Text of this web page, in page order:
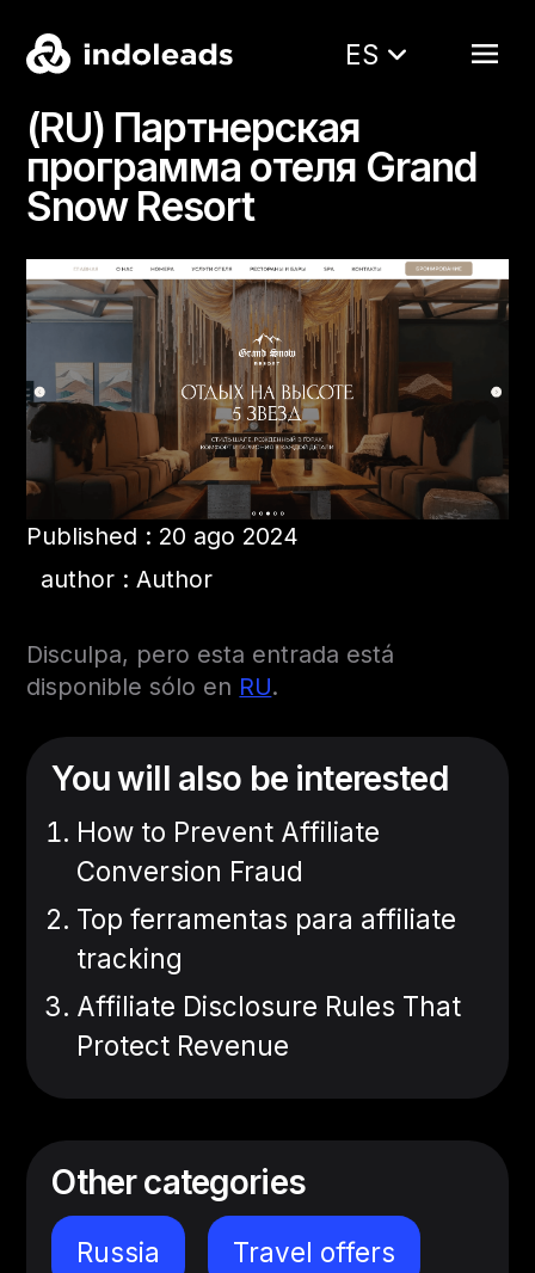
ES
(RU) Партнерская
программа отеля Grand
Snow Resort
Published : 20 ago 2024
author : Author
Disculpa, pero esta entrada está
disponible sólo en RU.
You will also be interested
How to Prevent Affiliate
Conversion Fraud
Top ferramentas para affiliate
tracking
Affiliate Disclosure Rules That
Protect Revenue
Other categories
Russia Travel offers